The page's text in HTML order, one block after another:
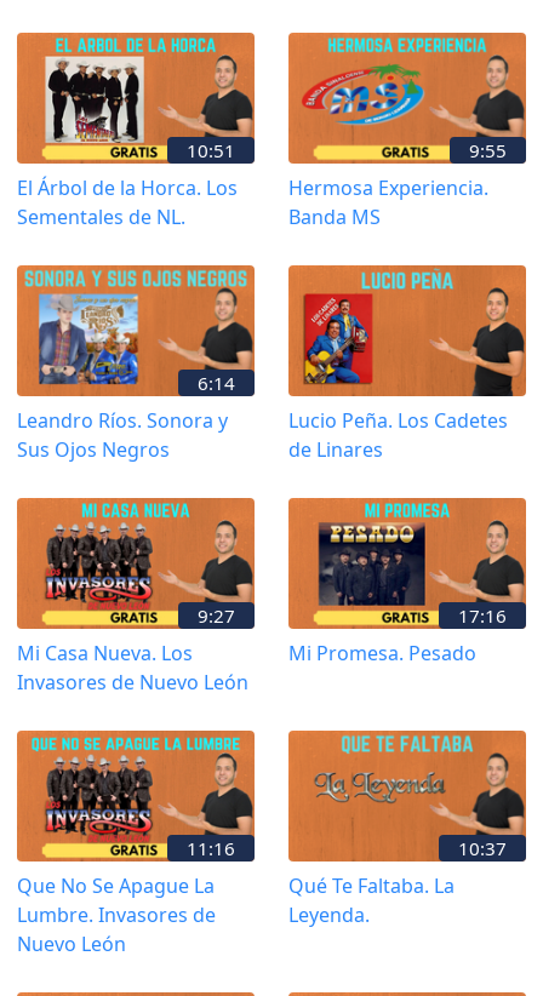
10:51
El Árbol de la Horca. Los
Sementales de NL.
9:55
Hermosa Experiencia.
Banda MS
6:14
Leandro Ríos. Sonora y
Sus Ojos Negros
Lucio Peña. Los Cadetes
de Linares
9:27
Mi Casa Nueva. Los
Invasores de Nuevo León
17:16
Mi Promesa. Pesado
11:16
Que No Se Apague La
Lumbre. Invasores de
Nuevo León
10:37
Qué Te Faltaba. La
Leyenda.